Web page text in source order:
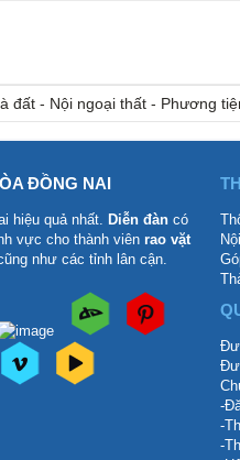
đất - Nội ngoại thất - Phương
ĐỒNG NAI
hiệu quả nhất. Diễn đàn có
vực cho thành viên rao vặt
như các tỉnh lân cận.
-
-
-